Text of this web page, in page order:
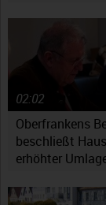
Oberfrankens
beschließt
erhöhter
Fragen auf
02:02